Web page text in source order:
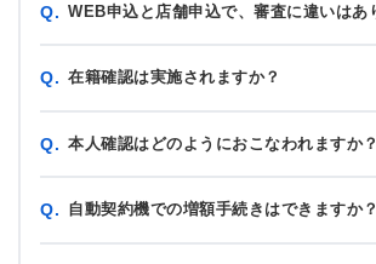
Q. WEB申込と店舗申込で、審査に違いはあ
Q. 在籍確認は実施されますか？
Q. 本人確認はどのようにおこなわれますか？
Q. 自動契約機での増額手続きはできますか？